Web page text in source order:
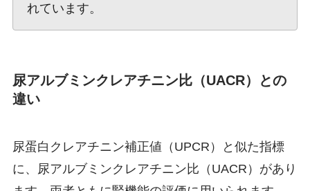
れています。
尿アルブミンクレアチニン比（UACR）との
違い
尿蛋白クレアチニン補正値（UPCR）と似た指標
に、尿アルブミンクレアチニン比（UACR）があり